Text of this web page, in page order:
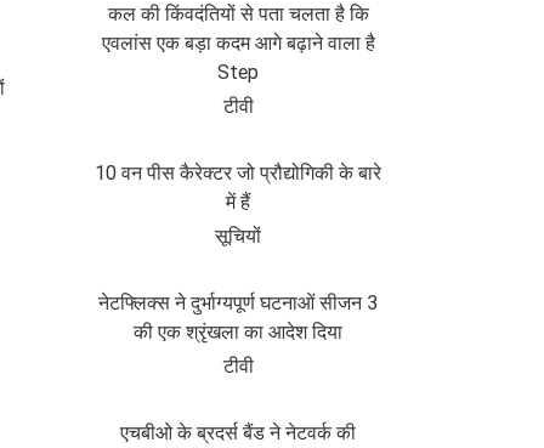
कल की किंवदंतियों से पता चलता है कि
एवलांस एक बड़ा कदम आगे बढ़ाने वाला है
Step
टीवी
10 वन पीस कैरेक्टर जो प्रौद्योगिकी के बारे
में हैं
सूचियों
नेटफ्लिक्स ने दुर्भाग्यपूर्ण घटनाओं सीजन 3
की एक श्रृंखला का आदेश दिया
टीवी
एचबीओ के ब्रदर्स बैंड ने नेटवर्क की